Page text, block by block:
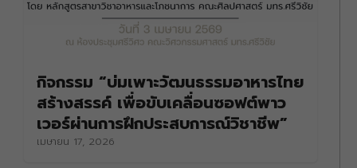
กิจกรรม “บ่มเพาะวัฒนธรรมอาหารไทย
สร้างสรรค์ เพื่อขับเคลื่อนซอฟต์พาว
เวอร์ผ่านการฝึกประสบการณ์วิชาชีพ”
เมษายน 17, 2026